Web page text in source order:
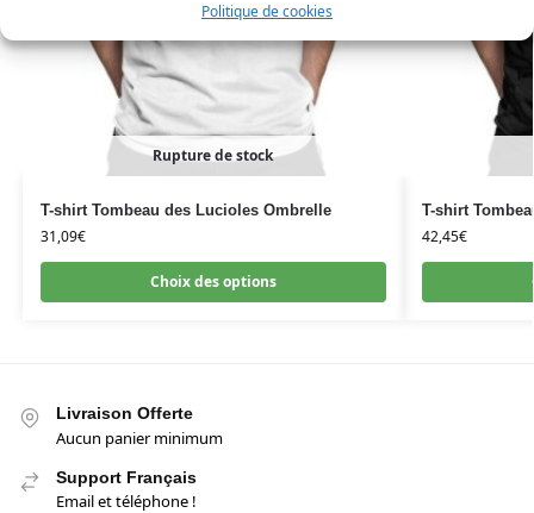
Politique de cookies
Rupture de stock
T-shirt Tombeau des Lucioles Ombrelle
31,09€
Choix des options
T-shirt
42,45€
Livraison Offerte
Aucun panier minimum
Support Français
Email et téléphone !